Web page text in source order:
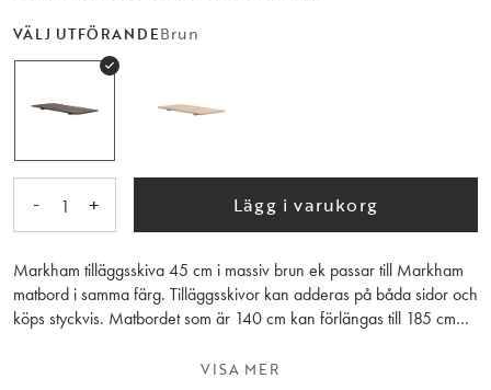
VÄLJ UTFÖRANDEBrun
- 1 + Lägg i varukorg
Markham tilläggsskiva 45 cm i massiv brun ek passar till Markham
matbord i samma färg. Tilläggsskivor kan adderas på båda sidor och
köps styckvis. Matbordet som är 140 cm kan förlängas till 185 cm
matbordet som är 180 cm kan förlängas till 225 cm med en
VISA MER